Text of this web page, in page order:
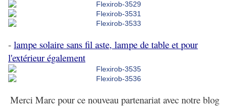
- lampe solaire sans fil aste, lampe de table et pour
l'extérieur également
Merci Marc pour ce nouveau partenariat avec notre blog